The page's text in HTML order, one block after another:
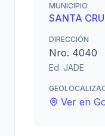
MUNICIPIO
SANTA
DIRECCIÓN
Nro. 4040
Ed. JADE
Ver en